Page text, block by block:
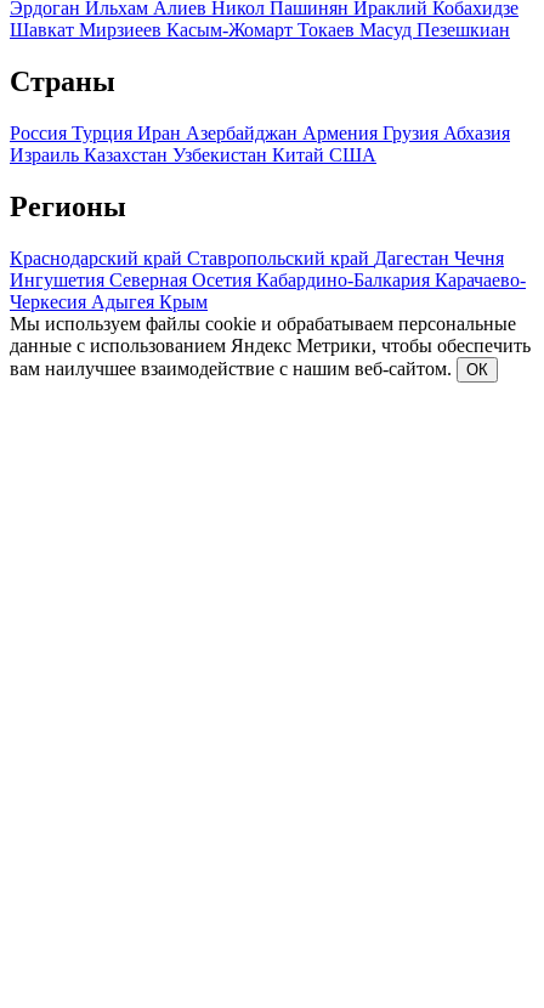
Эрдоган Ильхам Алиев Никол Пашинян Ираклий Кобахидзе
Шавкат Мирзиеев Касым-Жомарт Токаев Масуд Пезешкиан
Страны
Россия Турция Иран Азербайджан Армения Грузия Абхазия
Израиль Казахстан Узбекистан Китай США
Регионы
Краснодарский край Ставропольский край Дагестан Чечня
Ингушетия Северная Осетия Кабардино-Балкария Карачаево-
Черкесия Адыгея Крым
Мы используем файлы cookie и обрабатываем персональные
данные с использованием Яндекс Метрики, чтобы обеспечить
вам наилучшее взаимодействие с нашим веб-сайтом.
ОК